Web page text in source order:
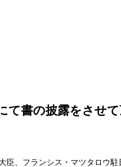
て書の披露をさせ
、フランシス・マツタロウ